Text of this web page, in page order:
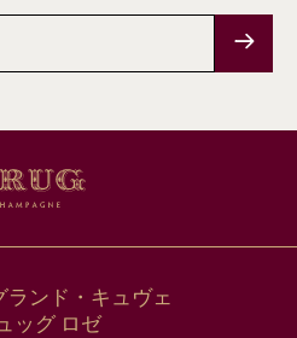
ランド・キュヴェ
ッグ ロゼ